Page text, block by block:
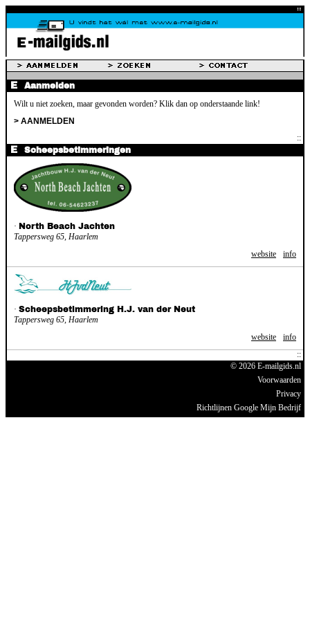
Aanmelden
Wilt u niet zoeken, maar gevonden worden? Klik dan op onderstaande link!
> AANMELDEN
Scheepsbetimmeringen
· North Beach Jachten
Tappersweg 65, Haarlem
website
info
· Scheepsbetimmering H.J. van der Neut
Tappersweg 65, Haarlem
website
info
© 2026 E-mailgids.nl
Voorwaarden
Privacy
Richtlijnen Google Mijn Bedrijf